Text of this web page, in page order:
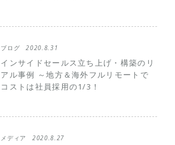
ブログ 2020.8.31
インサイドセールス立ち上げ・構築のリ
アル事例 ～地方＆海外フルリモートで
コストは社員採用の1/3！
メディア 2020.8.27